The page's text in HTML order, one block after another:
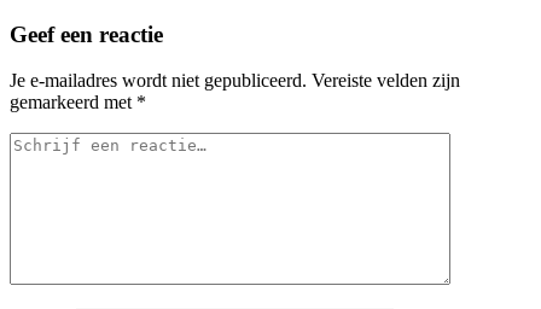
Geef een reactie
Je e-mailadres wordt niet gepubliceerd. Vereiste velden zijn
gemarkeerd met *